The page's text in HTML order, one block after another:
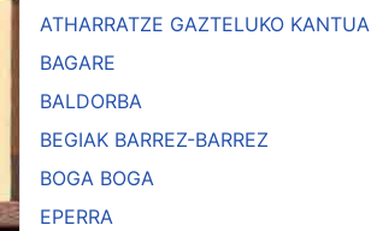
ATHARRATZE GAZTELUKO KANTUA
BAGARE
BALDORBA
BEGIAK BARREZ-BARREZ
BOGA BOGA
EPERRA